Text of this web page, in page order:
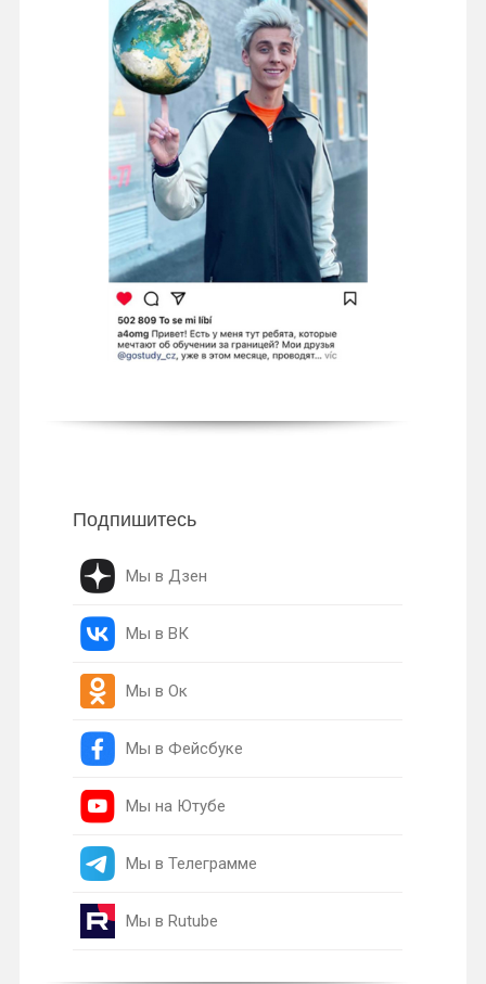
Подпишитесь
Мы в Дзен
Мы в ВК
Мы в Ок
Мы в Фейсбуке
Мы на Ютубе
Мы в Телеграмме
Мы в Rutube